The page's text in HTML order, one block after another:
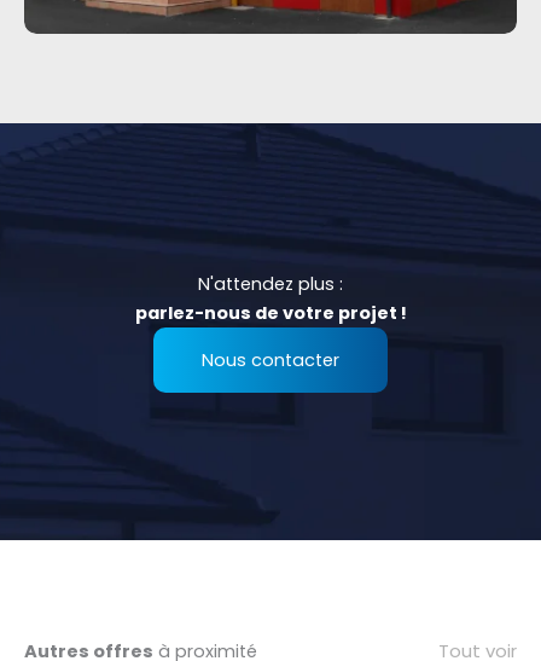
N'attendez plus :
parlez-nous de votre projet !
Nous contacter
Autres offres à proximité Tout voir